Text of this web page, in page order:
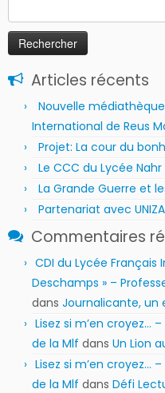
Articles récents
Nouvelle
International de Reus
Projet: La cour du
Le CCC du Lycée
La Grande Guerre et
Partenariat avec
Commentaires
CDI du Lycée Français
Deschamps » –
dans Journalicante, un
Lisez si m’en croyez…
de la Mlf dans Un Lion
Lisez si m’en croyez…
de la Mlf dans Défi